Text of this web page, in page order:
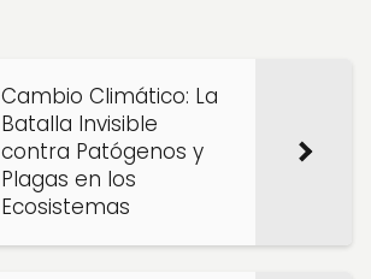
Cambio Climático: La
Batalla Invisible
contra Patógenos y
Plagas en los
Ecosistemas